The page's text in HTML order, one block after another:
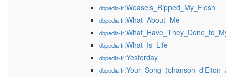
dbpedia-fr:Weasels_Ripped_My_Flesh
dbpedia-fr:What_About_Me
dbpedia-fr
dbpedia-fr:What_Is_Life
dbpedia-fr:Yesterday
dbpedia-fr